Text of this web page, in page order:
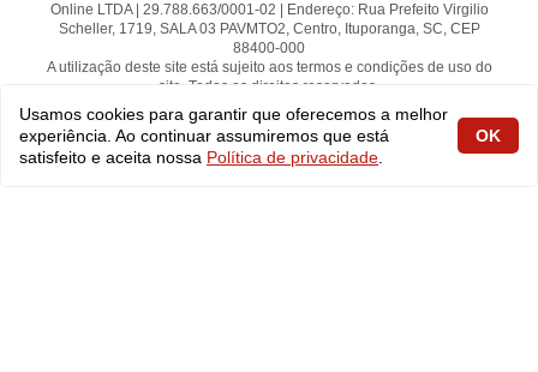
Online LTDA | 29.788.663/0001-02 | Endereço: Rua Prefeito Virgilio
Scheller, 1719, SALA 03 PAVMTO2, Centro, Ituporanga, SC, CEP
88400-000
A utilização deste site está sujeito aos termos e condições de uso do
site. Todos os direitos reservados.
fabiolobo
Usamos cookies para garantir que oferecemos a melhor
experiência. Ao continuar assumiremos que está
satisfeito e aceita nossa Política de privacidade
OK